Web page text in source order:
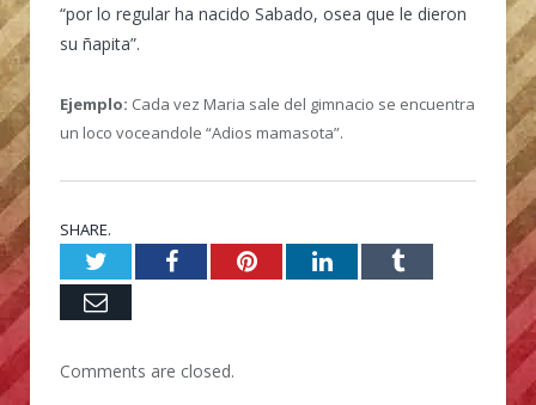
“por lo regular ha nacido Sabado, osea que le dieron
su ñapita”.
Ejemplo: Cada vez Maria sale del gimnacio se encuentra
un loco voceandole “Adios mamasota”.
SHARE.
TwitterFacebookPinterestLinkedInTumblr
Email
Comments are closed.